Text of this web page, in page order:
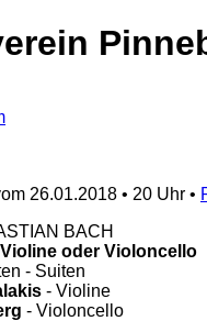
26.01.2018 • 20 Uhr •
BACH
oder Violoncello
- Suiten
- Violine
- Violoncello